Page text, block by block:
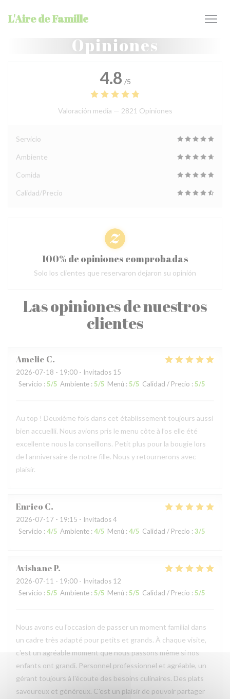
L'Aire de Famille
Opiniones
Las opiniones de nuestros
clientes
Amelie C
2026-07-18 - 19:00 - Invitados 15
Servicio : 5/5 Ambiente : 5/5 Menú : 5/5 Calidad / Precio : 5/5
Au top ! Deuxième fois dans cet établissement toujours aussi
bien accueilli. Nous avions pris le menu côte à l’os elle été
excellente nous la conseillons. Petit plus pour la bougie lors
de l anniversaire de notre fille. Nous y retournerons avec
plaisir.
Enrico C
2026-07-17 - 19:15 - Invitados 4
Servicio : 4/5 Ambiente : 4/5 Menú : 4/5 Calidad / Precio : 3/5
AvishaneP
2026-07-11 - 19:00 - Invitados 12
Servicio : 5/5 Ambiente : 5/5 Menú : 5/5 Calidad / Precio : 5/5
Nous avons eu l'occasion de passer un moment familial dans
un cadre très adapté pour petits et grands. À chaque visite,
c'est un agréable moment que nous passons même si nos
enfants ont grandi. Personnel professionnel et agréable, un
gérant toujours à l'écoute des besoins culinaires. Des plats
savoureux et généreux. C'est un plaisir de pouvoir partager
4.8 /5
Valoración media — 2821 Opiniones
Servicio
Ambiente
Comida
Calidad/Precio
100% de opiniones comprobadas
Solo los clientes que reservaron dejaron su opinión